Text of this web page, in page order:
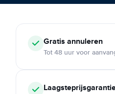
Gratis annuleren
Tot 48 uur voor